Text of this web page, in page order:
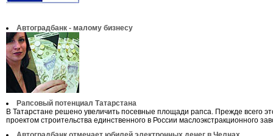
Автоградбанк - малому бизнесу
Рапсовый потенциал Татарстана
В Татарстане решено увеличить посевные площади рапса. Прежде всего
проектом строительства единственного в России маслоэкстракционного